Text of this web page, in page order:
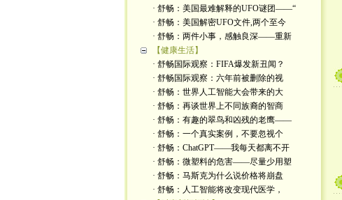
· 舒畅：美国最难解释的UFO谜团——“
· 舒畅：美国解密UFO文件,两个至今
· 舒畅：两件小事，感触良深——重新
【健康生活】
· 舒畅国际观察：FIFA爆发新丑闻？
· 舒畅国际观察：六年前被删除的视
· 舒畅：世界人工智能大会带来的大
· 舒畅：再谈世界上不同族裔的智商
· 舒畅：有趣的翠鸟和凶残的老鹰——
· 舒畅：一个真实案例，不要忽视个
· 舒畅：ChatGPT——我每天都离不开
· 舒畅：微塑料的危害——尽量少用塑
· 舒畅：马斯克为什么说价格将崩盘
· 舒畅：人工智能将改变现代医学，